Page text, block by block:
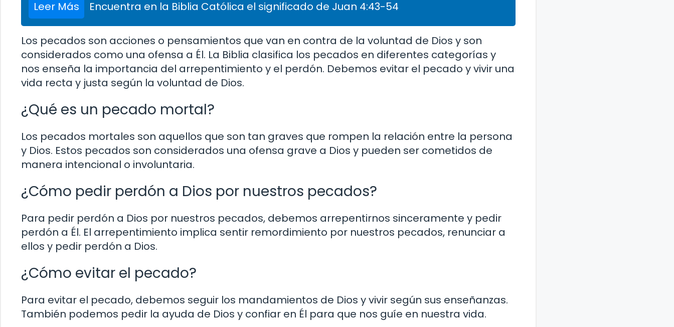
Leer Más Encuentra en la Biblia Católica el significado de Juan 4:43-54
Los pecados son acciones o pensamientos que van en contra de la voluntad de Dios y son
considerados como una ofensa a Él. La Biblia clasifica los pecados en diferentes categorías y
nos enseña la importancia del arrepentimiento y el perdón. Debemos evitar el pecado y vivir una
vida recta y justa según la voluntad de Dios.
¿Qué es un pecado mortal?
Los pecados mortales son aquellos que son tan graves que rompen la relación entre la persona
y Dios. Estos pecados son considerados una ofensa grave a Dios y pueden ser cometidos de
manera intencional o involuntaria.
¿Cómo pedir perdón a Dios por nuestros pecados?
Para pedir perdón a Dios por nuestros pecados, debemos arrepentirnos sinceramente y pedir
perdón a Él. El arrepentimiento implica sentir remordimiento por nuestros pecados, renunciar a
ellos y pedir perdón a Dios.
¿Cómo evitar el pecado?
Para evitar el pecado, debemos seguir los mandamientos de Dios y vivir según sus enseñanzas.
También podemos pedir la ayuda de Dios y confiar en Él para que nos guíe en nuestra vida.